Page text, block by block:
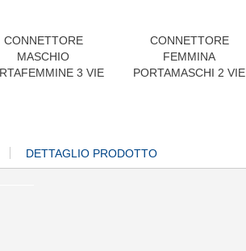
CONNETTORE
MASCHIO
3 VIE
CONNETTORE
FEMMINA
PORTAMASCHI 2 VIE
DETTAGLIO PRODOTTO